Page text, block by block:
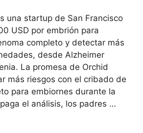
una startup de San Francisco
USD por embrión para
completo y detectar más
desde Alzheimer
La promesa de Orchid
más riesgos con el cribado de
para embiornes durante la
el análisis, los padres …